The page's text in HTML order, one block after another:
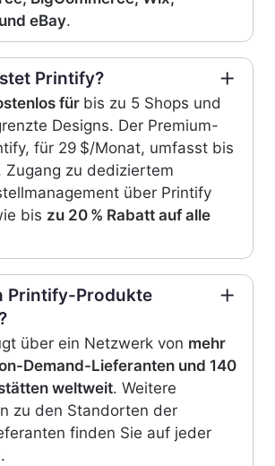
eBay.
Printify?
für bis zu 5 Shops und
Designs. Der Premium-
für 29 $/Monat, umfasst bis
Zugang zu dediziertem
über Printify
bis zu 20 % Rabatt auf alle
Printify-Produkte
über ein Netzwerk von mehr
Demand-Lieferanten und 140
weltweit. Weitere
zu den Standorten der
finden Sie auf jeder